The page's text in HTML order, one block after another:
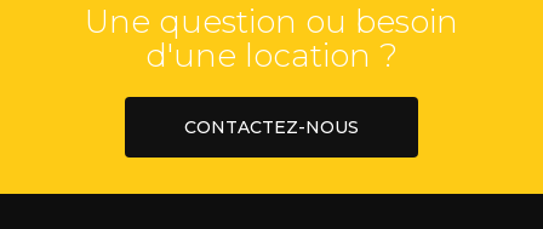
Une question ou besoin
d'une location ?
CONTACTEZ-NOUS